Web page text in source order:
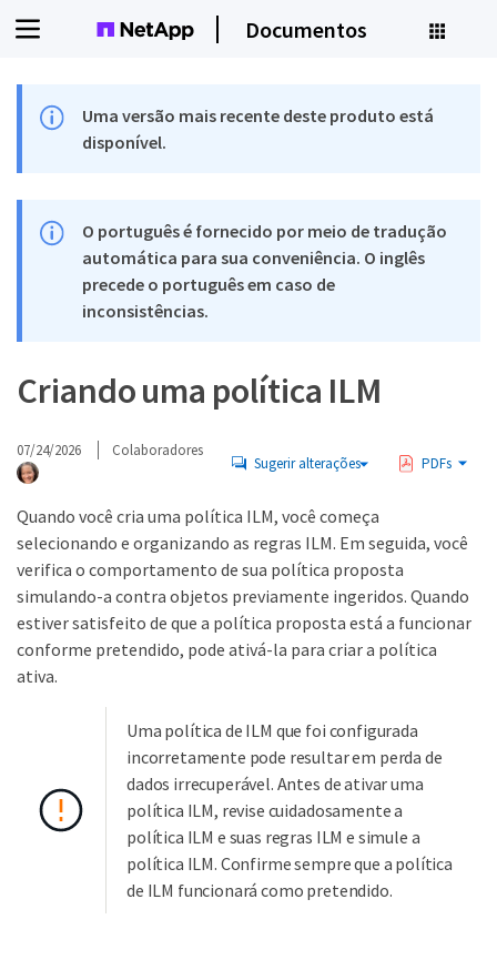
Documentos
Uma versão mais recente deste produto está
disponível.
O português é fornecido por meio de tradução
automática para sua conveniência. O inglês
precede o português em caso de
inconsistências.
Criando uma política ILM
07/24/2026 Colaboradores
Sugerir alterações PDFs
Quando você cria uma política ILM, você começa
selecionando e organizando as regras ILM. Em seguida, você
verifica o comportamento de sua política proposta
simulando-a contra objetos previamente ingeridos. Quando
estiver satisfeito de que a política proposta está a funcionar
conforme pretendido, pode ativá-la para criar a política
ativa.
Uma política de ILM que foi configurada
incorretamente pode resultar em perda de
dados irrecuperável. Antes de ativar uma
política ILM, revise cuidadosamente a
política ILM e suas regras ILM e simule a
política ILM. Confirme sempre que a política
de ILM funcionará como pretendido.